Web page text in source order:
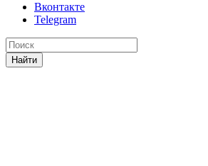
Вконтакте
Telegram
Найти